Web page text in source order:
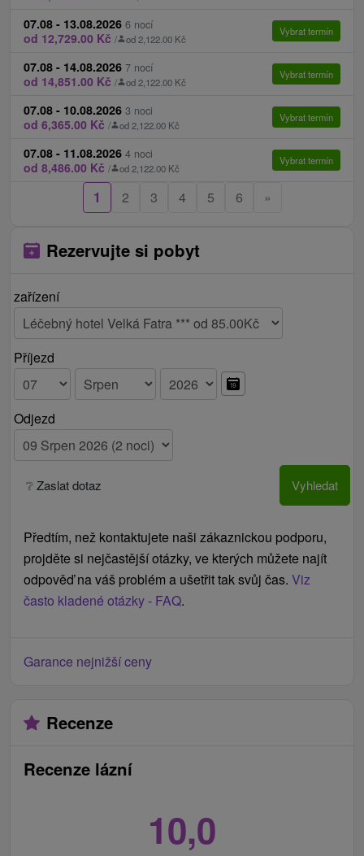
dětský koutek
dětská postýlka
venkovní dětské hřiště v lázeňském parku
Ceník - Příplatky
daň z ubytování 1,50 € + lázeňský poplatek 0,45 €
/ osoba / noc
parkování a parkovací místo v garáži dle platného
v případě speciálních požadavků (umístění pokojů
orientace pokoje na světovou stranu) se účtuje k
ceně pobytu doplatek 10 € na osobu a noc
jednorázový poplatek za každou změnu přidělené
pokoje z podnětu klienta při požadavku uplatněné
na místě 50 €
noc / dospělý
doplatek do plné penze 15 € / noc / dospělý, 11 € /
vyšetření, medikamentózní léčba a léčebné
lázní)
časný check in / pozdní check out (dle platného
ceníku lázní)
zapůjčení plachty 1 €, zapůjčení županu - 8 €,
večeře): 115 € / os. od 4 let, Sál 2 (živá hudba +
07.08 - 13.08.2026 6 nocí
od 12,729.00 Kč / od 2,122.00 Kč
Vybrat termín
07.08 - 14.08.2026 7 nocí
od 14,851.00 Kč / od 2,122.00 Kč
Vybrat termín
07.08 - 10.08.2026 3 noci
od 6,365.00 Kč / od 2,122.00 Kč
Vybrat termín
07.08 - 11.08.2026 4 noci
od 8,486.00 Kč / od 2,122.00 Kč
Vybrat termín
1 2 3 4 5 6 »
Rezervujte si pobyt
zařízení
Příjezd
Odjezd
❔ Zaslat dotaz Vyhledat
Předtím, než kontaktujete naši zákaznickou podporu,
projděte si nejčastější otázky, ve kterých můžete najít
odpověď na váš problém a ušetřit tak svůj čas. Viz
často kladené otázky - FAQ.
Garance nejnižší ceny
Recenze
Recenze lázní
10,0